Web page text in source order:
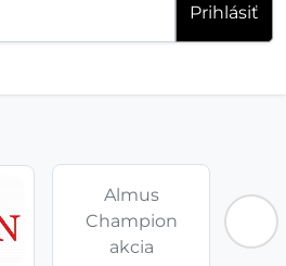
Prihlásiť
Almus
Champion
akcia